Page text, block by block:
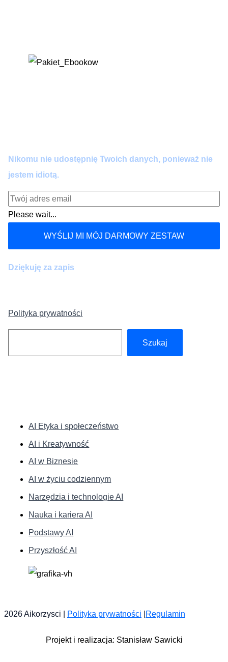
Nikomu nie udostępnię Twoich danych, ponieważ nie
jestem idiotą.
Please wait...
WYŚLIJ MI MÓJ DARMOWY ZESTAW
Dziękuję za zapis
Polityka prywatności
Szukaj
AI Etyka i społeczeństwo
AI i Kreatywność
AI w Biznesie
AI w życiu codziennym
Narzędzia i technologie AI
Nauka i kariera AI
Podstawy AI
Przyszłość AI
2026 Aikorzysci | Polityka prywatności Regulamin
Projekt i realizacja: Stanisław Sawicki